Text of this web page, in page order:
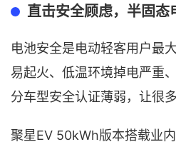
直击安全顾虑，半固态
电池安全是电动轻客用户最
易起火、低温环境掉电严重
分车型安全认证薄弱，让很
聚星EV 50kWh版本搭载业